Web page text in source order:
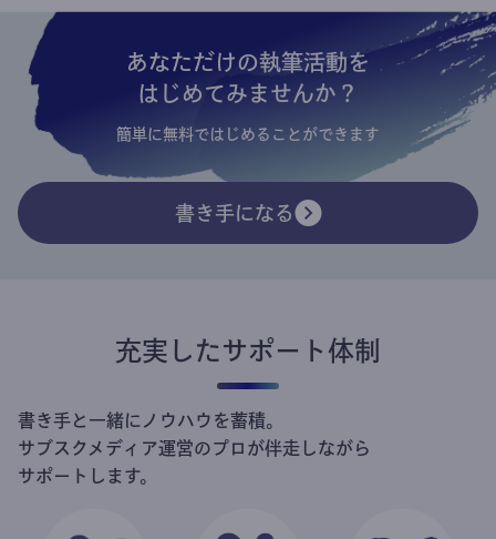
あなただけの執筆活動を
はじめてみませんか？
簡単に無料ではじめることができます
書き手になる
充実したサポート体制
書き手と一緒にノウハウを蓄積。
サブスクメディア運営のプロが伴走しながら
サポートします。